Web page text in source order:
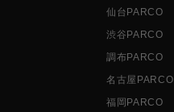
仙台PARCO
渋谷PARCO
調布PARCO
名古屋PARCO
福岡PARCO